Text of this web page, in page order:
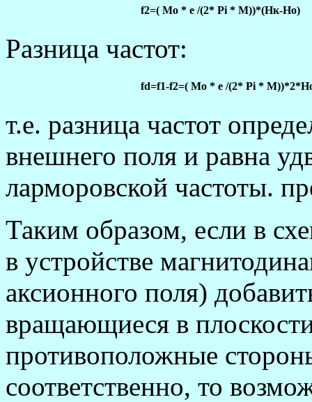
f2=( Mo * e /(2* Рi * M))*(Hк-Ho)
Разница частот:
fd=f1-f2=( Mo * e /(2* Рi *
т.е. разница частот
внешнего поля и равна
ларморовской частоты.
Таким образом, если в
в устройстве
аксионного поля)
вращающиеся в
противоположные
соответственно, то